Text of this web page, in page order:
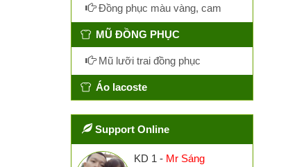
Đồng phục màu vàng, cam
MŨ ĐỒNG PHỤC
Mũ lưỡi trai đồng phục
Áo lacoste
Support Online
KD 1 - Mr Sáng